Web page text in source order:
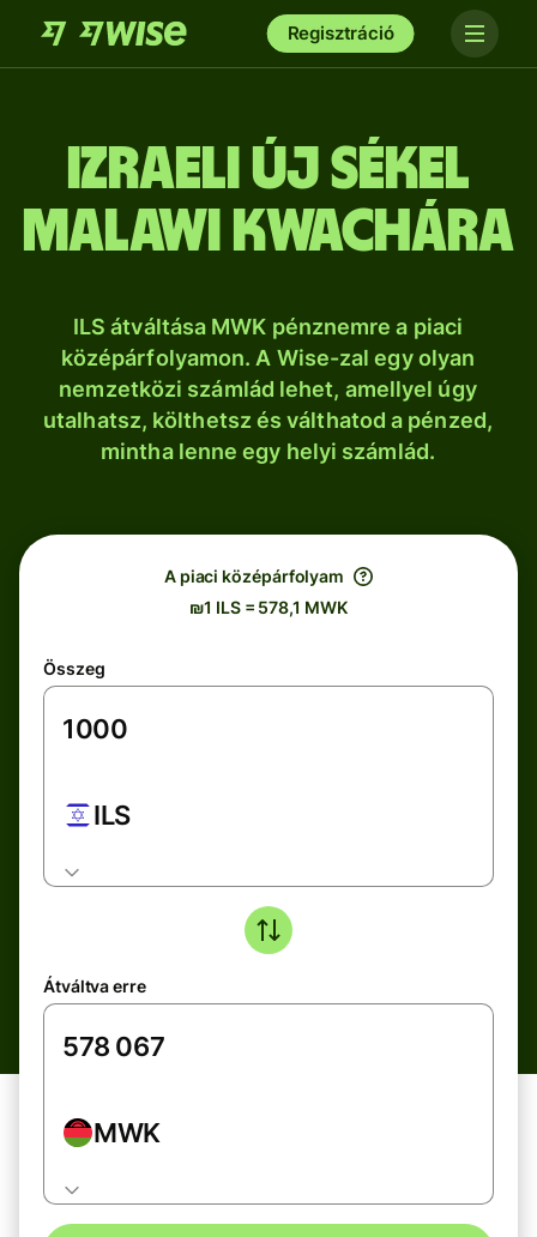
Regisztráció
izraeli új sékel
malawi kwachára
ILS átváltása MWK pénznemre a piaci
középárfolyamon. A Wise-zal egy olyan
nemzetközi számlád lehet, amellyel úgy
utalhatsz, költhetsz és válthatod a pénzed,
mintha lenne egy helyi számlád.
A piaci középárfolyam
₪1 ILS = 578,1 MWK
Összeg
ILS
Átváltva erre
MWK